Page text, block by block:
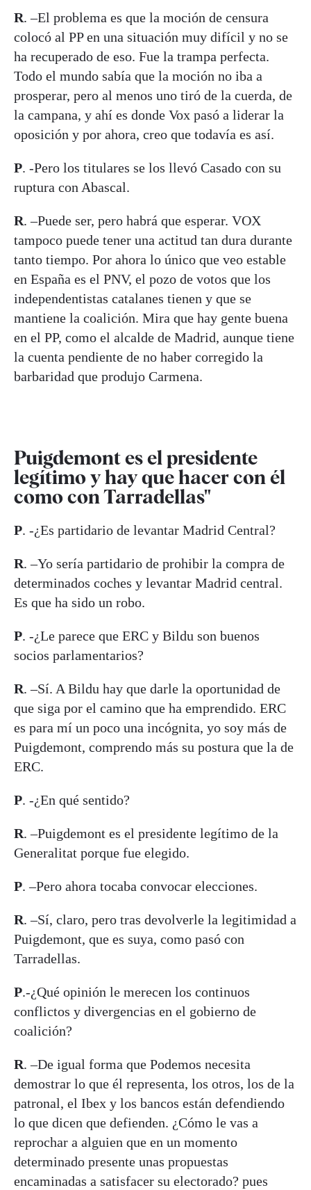
R. –El problema es que la moción de censura
colocó al PP en una situación muy difícil y no se
ha recuperado de eso. Fue la trampa perfecta.
Todo el mundo sabía que la moción no iba a
prosperar, pero al menos uno tiró de la cuerda, de
la campana, y ahí es donde Vox pasó a liderar la
oposición y por ahora, creo que todavía es así.
P. -Pero los titulares se los llevó Casado con su
ruptura con Abascal.
R. –Puede ser, pero habrá que esperar. VOX
tampoco puede tener una actitud tan dura durante
tanto tiempo. Por ahora lo único que veo estable
en España es el PNV, el pozo de votos que los
independentistas catalanes tienen y que se
mantiene la coalición. Mira que hay gente buena
en el PP, como el alcalde de Madrid, aunque tiene
la cuenta pendiente de no haber corregido la
barbaridad que produjo Carmena.
Puigdemont es el presidente
legítimo y hay que hacer con él
como con Tarradellas"
P. -¿Es partidario de levantar Madrid Central?
R. –Yo sería partidario de prohibir la compra de
determinados coches y levantar Madrid central.
Es que ha sido un robo.
P. -¿Le parece que ERC y Bildu son buenos
socios parlamentarios?
R. –Sí. A Bildu hay que darle la oportunidad de
que siga por el camino que ha emprendido. ERC
es para mí un poco una incógnita, yo soy más de
Puigdemont, comprendo más su postura que la de
ERC.
P. -¿En qué sentido?
R. –Puigdemont es el presidente legítimo de la
Generalitat porque fue elegido.
P. –Pero ahora tocaba convocar elecciones.
R. –Sí, claro, pero tras devolverle la legitimidad a
Puigdemont, que es suya, como pasó con
Tarradellas.
P.-¿Qué opinión le merecen los continuos
conflictos y divergencias en el gobierno de
coalición?
R. –De igual forma que Podemos necesita
demostrar lo que él representa, los otros, los de la
patronal, el Ibex y los bancos están defendiendo
lo que dicen que defienden. ¿Cómo le vas a
reprochar a alguien que en un momento
determinado presente unas propuestas
encaminadas a satisfacer su electorado? pues